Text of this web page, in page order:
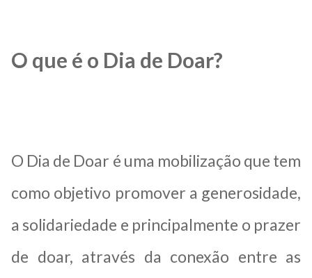
O que é o Dia de Doar?
O Dia de Doar é uma mobilização que tem
como objetivo promover a generosidade,
a solidariedade e principalmente o prazer
de doar, através da conexão entre as